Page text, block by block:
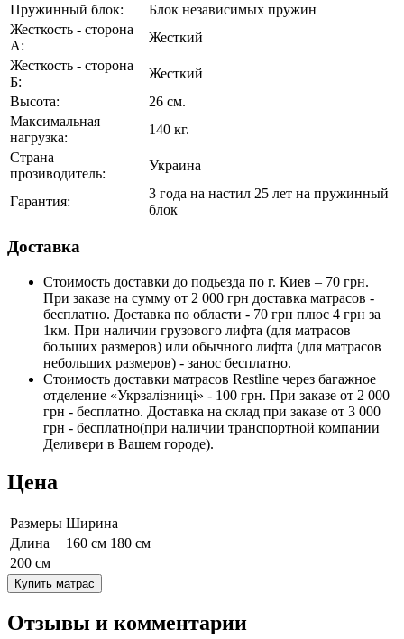
Пружинный блок:
Блок независимых пружин
Жесткость - сторона
А:
Жесткий
Жесткость - сторона
Б:
Жесткий
Высота:
26 см.
Максимальная
нагрузка:
140 кг.
Страна
прозиводитель:
Украина
Гарантия:
3 года на настил 25 лет на пружинный
блок
Доставка
Стоимость доставки до подьезда по г. Киев – 70 грн.
При заказе на сумму от 2 000 грн доставка матрасов -
бесплатно. Доставка по области - 70 грн плюс 4 грн за
1км. При наличии грузового лифта (для матрасов
больших размеров) или обычного лифта (для матрасов
небольших размеров) - занос бесплатно.
Стоимость доставки матрасов Restline через багажное
отделение «Укрзалізниці» - 100 грн. При заказе от 2 000
грн - бесплатно. Доставка на склад при заказе от 3 000
грн - бесплатно(при наличии транспортной компании
Деливери в Вашем городе).
Цена
Размеры Ширина
Длина
160 см 180 см
200 см
Купить матрас
Отзывы и комментарии